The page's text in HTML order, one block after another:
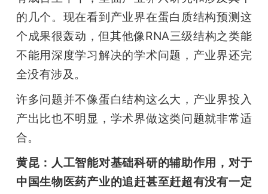
的几个。现在看到产业界在蛋白质结构预测这
个成果很轰动，但其他像RNA三级结构之类能
不能用深度学习解决的学术问题，产业界还完
全没有涉及。
许多问题并不像蛋白结构这么大，产业界投入
产出比也不明显，学术界做这类问题就非常适
合。
黄昆：人工智能对基础科研的辅助作用，对于
中国生物医药产业的追赶甚至赶超有没有一定